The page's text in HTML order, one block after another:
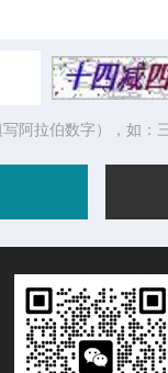
阿拉伯数字），如：